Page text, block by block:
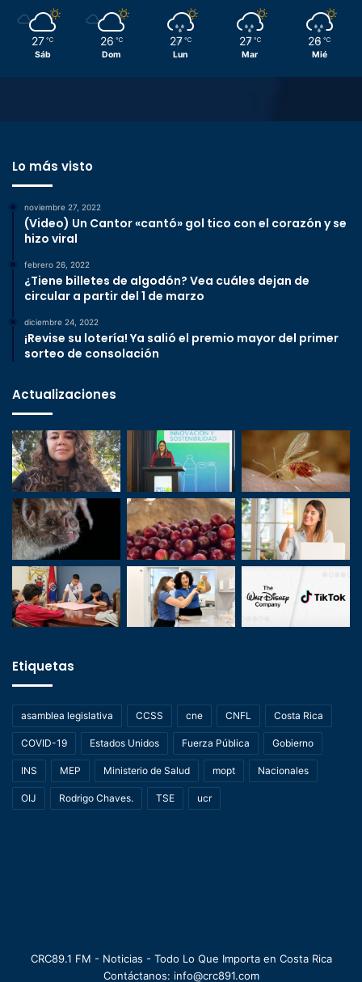
27 ℃
Sáb
26 ℃
Dom
27 ℃
Lun
27 ℃
Mar
26 ℃
Mié
Lo más visto
noviembre 27, 2022
(Video) Un Cantor «cantó» gol tico con el corazón y se
hizo viral
febrero 26, 2022
¿Tiene billetes de algodón? Vea cuáles dejan de
circular a partir del 1 de marzo
diciembre 24, 2022
¡Revise su lotería! Ya salió el premio mayor del primer
sorteo de consolación
Actualizaciones
Etiquetas
asamblea legislativa CCSS cne CNFL Costa Rica
COVID-19 Estados Unidos Fuerza Pública Gobierno
INS MEP Ministerio de Salud mopt Nacionales
OIJ Rodrigo Chaves. TSE ucr
CRC89.1 FM - Noticias - Todo Lo Que Importa en Costa Rica
Contáctanos: info@crc891.com